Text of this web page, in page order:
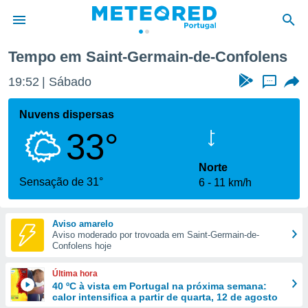
da
foi
fornecidas
a este
das
e
forma
digital
Tempo em Saint-Germain-de-Confolens
19:52 Sábado ...
Nuvens dispersas
33°
Sensação de 31°
Norte
6
11 km/h
Aviso amarelo
Aviso moderado por trovoada em Saint-Germain-de-
Confolens hoje
Última hora
40 ºC à vista em Portugal na próxima semana:
calor intensifica a partir de quarta, 12 de agosto